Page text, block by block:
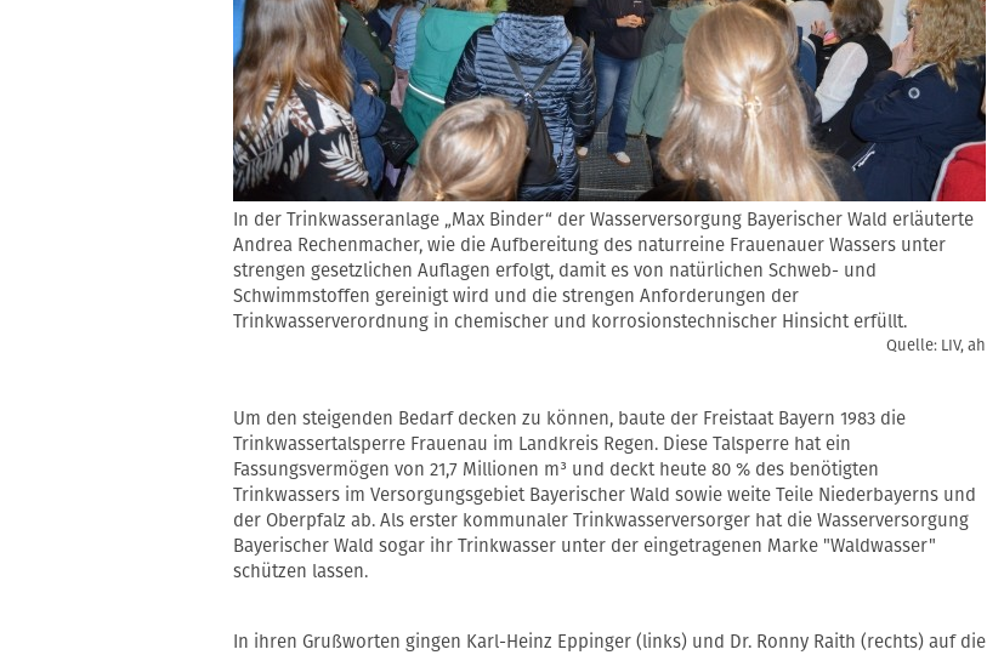
In der Trinkwasseranlage „Max Binder“ der Wasserversorgung Bayerischer Wald erläuterte
Andrea Rechenmacher, wie die Aufbereitung des naturreine Frauenauer Wassers unter
strengen gesetzlichen Auflagen erfolgt, damit es von natürlichen Schweb- und
Schwimmstoffen gereinigt wird und die strengen Anforderungen der
Trinkwasserverordnung in chemischer und korrosionstechnischer Hinsicht erfüllt.
Quelle: LIV, ah
Um den steigenden Bedarf decken zu können, baute der Freistaat Bayern 1983 die
Trinkwassertalsperre Frauenau im Landkreis Regen. Diese Talsperre hat ein
Fassungsvermögen von 21,7 Millionen m³ und deckt heute 80 % des benötigten
Trinkwassers im Versorgungsgebiet Bayerischer Wald sowie weite Teile Niederbayerns und
der Oberpfalz ab. Als erster kommunaler Trinkwasserversorger hat die Wasserversorgung
Bayerischer Wald sogar ihr Trinkwasser unter der eingetragenen Marke "Waldwasser"
schützen lassen.
In ihren Grußworten gingen Karl-Heinz Eppinger (links) und Dr. Ronny Raith (rechts) auf die